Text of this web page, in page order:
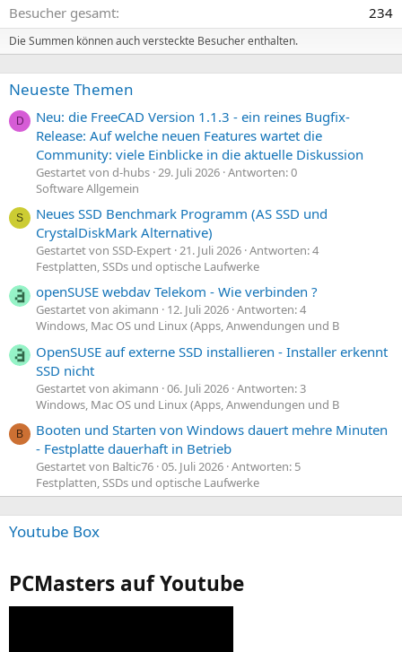
Besucher gesamt
234
Die Summen können auch versteckte Besucher enthalten.
Neueste Themen
D
Neu: die FreeCAD Version 1.1.3 - ein reines Bugfix-
Release: Auf welche neuen Features wartet die
Community: viele Einblicke in die aktuelle Diskussion
Gestartet von d-hubs 29. Juli 2026 Antworten: 0
Software Allgemein
S
Neues SSD Benchmark Programm (AS SSD und
CrystalDiskMark Alternative)
Gestartet von SSD-Expert 21. Juli 2026 Antworten: 4
Festplatten, SSDs und optische Laufwerke
openSUSE webdav Telekom - Wie verbinden ?
Gestartet von akimann 12. Juli 2026 Antworten: 4
Windows, Mac OS und Linux (Apps, Anwendungen und B
OpenSUSE auf externe SSD installieren - Installer erkennt
SSD nicht
Gestartet von akimann 06. Juli 2026 Antworten: 3
Windows, Mac OS und Linux (Apps, Anwendungen und B
B
Booten und Starten von Windows dauert mehre Minuten
- Festplatte dauerhaft in Betrieb
Gestartet von Baltic76 05. Juli 2026 Antworten: 5
Festplatten, SSDs und optische Laufwerke
Youtube Box
PCMasters auf Youtube